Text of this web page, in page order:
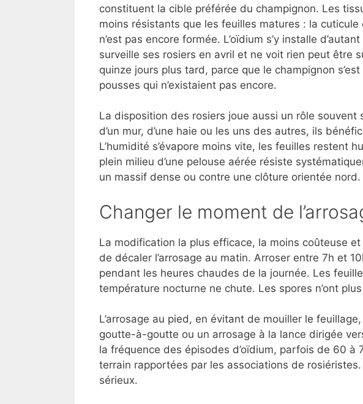
constituent la cible préférée du champignon. Les
moins résistants que les feuilles matures : la
n’est pas encore formée. L’oïdium s’y installe
surveille ses rosiers en avril et ne voit rien peut être
quinze jours plus tard, parce que le champignon
pousses qui n’existaient pas encore.
La disposition des rosiers joue aussi un rôle
d’un mur, d’une haie ou les uns des autres, ils
L’humidité s’évapore moins vite, les feuilles restent
plein milieu d’une pelouse aérée résiste
un massif dense ou contre une clôture orientée nord.
Changer le moment de
La modification la plus efficace, la moins coûteuse
de décaler l’arrosage au matin. Arroser entre 7h et
pendant les heures chaudes de la journée. Les
température nocturne ne chute. Les spores n’ont
L’arrosage au pied, en évitant de mouiller le
goutte-à-goutte ou un arrosage à la lance dirigée
la fréquence des épisodes d’oïdium, parfois de 60 à
terrain rapportées par les associations de
sérieux.